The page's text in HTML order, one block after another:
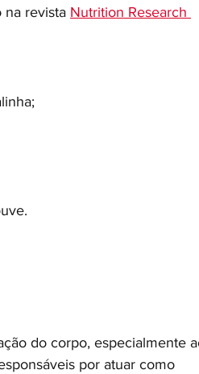
na revista Nutrition Research
do corpo, especialmente
por atuar como